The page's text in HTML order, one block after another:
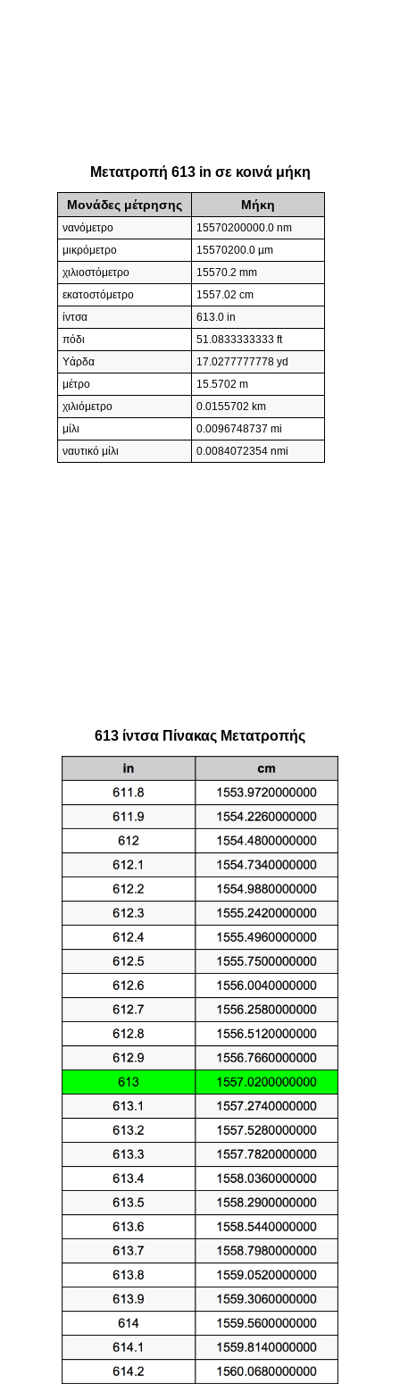
Μετατροπή 613 in σε κοινά μήκη
Μονάδες μέτρησης Μήκη
νανόμετρο
15570200000.0 nm
μικρόμετρο
15570200.0 µm
χιλιοστόμετρο
15570.2 mm
εκατοστόμετρο
1557.02 cm
ίντσα
613.0 in
πόδι
51.0833333333 ft
Υάρδα
17.0277777778 yd
μέτρο
15.5702 m
χιλιόμετρο
0.0155702 km
μίλι
0.0096748737 mi
ναυτικό μίλι
0.0084072354 nmi
613 ίντσα Πίνακας Μετατροπής